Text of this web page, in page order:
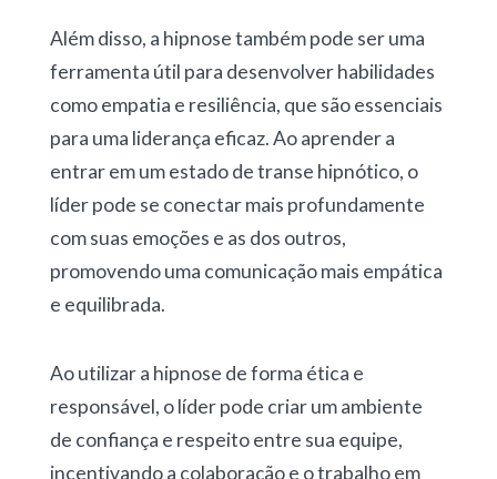
Além disso, a hipnose também pode ser uma
ferramenta útil para desenvolver habilidades
como empatia e resiliência, que são essenciais
para uma liderança eficaz. Ao aprender a
entrar em um estado de transe hipnótico, o
líder pode se conectar mais profundamente
com suas emoções e as dos outros,
promovendo uma comunicação mais empática
e equilibrada.
Ao utilizar a hipnose de forma ética e
responsável, o líder pode criar um ambiente
de confiança e respeito entre sua equipe,
incentivando a colaboração e o trabalho em